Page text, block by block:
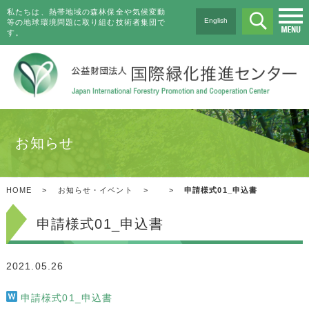
私たちは、熱帯地域の森林保全や気候変動
等の地球環境問題に取り組む技術者集団で
す。
English
お知らせ
HOME > お知らせ・イベント > > 申請様式01_申込書
申請様式01_申込書
2021.05.26
申請様式01_申込書